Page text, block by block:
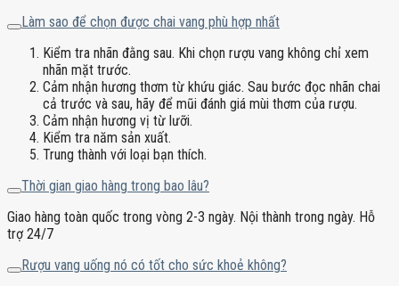
Làm sao để chọn được chai vang phù hợp nhất
Kiểm tra nhãn đằng sau. Khi chọn rượu vang không chỉ xem
nhãn mặt trước.
Cảm nhận hương thơm từ khứu giác. Sau bước đọc nhãn chai
cả trước và sau, hãy để mũi đánh giá mùi thơm của rượu.
Cảm nhận hương vị từ lưỡi.
Kiểm tra năm sản xuất.
Trung thành với loại bạn thích.
Thời gian giao hàng trong bao lâu?
Giao hàng toàn quốc trong vòng 2-3 ngày. Nội thành trong ngày. Hỗ
trợ 24/7
Rượu vang uống nó có tốt cho sức khoẻ không?